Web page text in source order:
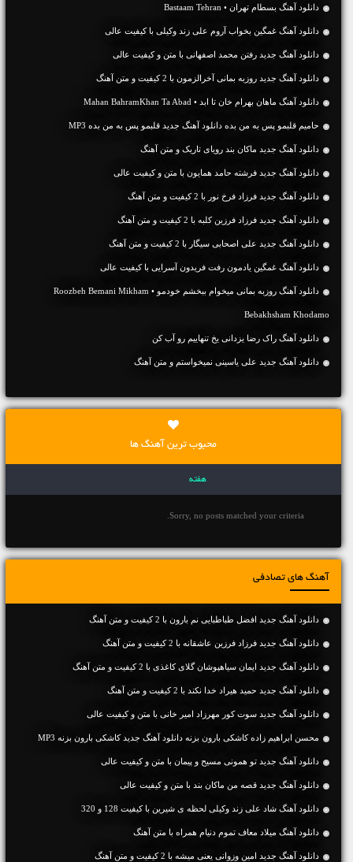
دانلود آهنگ بسطام تهران • Bastaam Tehran
دانلود آهنگ غمگین بخواب آروم علی زند وکیلی با کیفیت عالی
دانلود آهنگ جديد رفتن محمد اصفهانی با متن و کیفیت عالی
دانلود آهنگ جديد روزبه بمانی آخرالزمون با 2 کیفیت و متن آهنگ
دانلود آهنگ ماهان بهرام خان تا ابد • Mahan BahramKhan Ta Abad
حامیم قلبمو پس به من بده دانلود آهنگ جدید قلبمو پس به من بده MP3
دانلود آهنگ جديد ماکان بند رویای تاریک و متن آهنگ
دانلود آهنگ جديد فرشته حامد همایون با متن و کیفیت عالی
دانلود آهنگ جديد فرزاد فرخ نور با 2 کیفیت و متن آهنگ
دانلود آهنگ جديد فرزاد فرزین کلبه با 2 کیفیت و متن آهنگ
دانلود آهنگ جديد علی اصحابی سیگار با 2 کیفیت و متن آهنگ
دانلود آهنگ غمگین یادمون رفت فریدون آسرایی با کیفیت عالی
دانلود آهنگ روزبه بمانی میخوام ببخشم خودمو • Roozbeh Bemani Mikham
Bebakhsham Khodamo
دانلود آهنگ راک رضا یزدانی یخ تنهاییم رو آب کن
دانلود آهنگ جديد علی یاسینی نمیخواستم و متن آهنگ
محبوب ترین آهنگ ها
هفته
Sorry, no posts matched your criteria.
آهنگ های تصادفی
دانلود آهنگ جديد افضل طباطبایی نم بارون با 2 کیفیت و متن آهنگ
دانلود آهنگ جديد فرزاد فرزین عاشقانه با 2 کیفیت و متن آهنگ
دانلود آهنگ جديد ایمان سیاهپوشان گلای کاغذی با 2 کیفیت و متن آهنگ
دانلود آهنگ جديد حمید هیراد خدا نکند با 2 کیفیت و متن آهنگ
دانلود آهنگ جديد سوت کور مهرزاد امیر خانی با متن و کیفیت عالی
محسن ابراهیم زاده کاشکی بارون بزنه دانلود آهنگ جدید کاشکی بارون بزنه MP3
دانلود آهنگ جديد تو همونی مسیح و پیمان با متن و کیفیت عالی
دانلود آهنگ جديد قصه من ماکان بند با متن و کیفیت عالی
دانلود آهنگ شاد علی زند وکیلی لحظه ی شیرین با کیفیت 128 و 320
دانلود آهنگ میلاد معاف تموم دنیام همراه با متن آهنگ
دانلود آهنگ جديد امین وزوانی یعنی میشه با 2 کیفیت و متن آهنگ